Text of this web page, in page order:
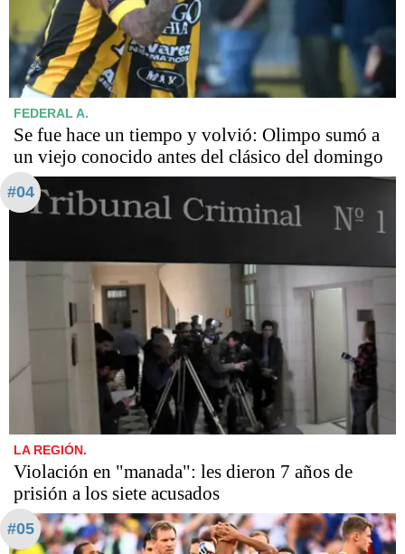
FEDERAL A.
Se fue hace un tiempo y volvió: Olimpo sumó a
un viejo conocido antes del clásico del domingo
#04
LA REGIÓN.
Violación en "manada": les dieron 7 años de
prisión a los siete acusados
#05